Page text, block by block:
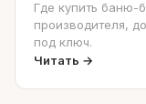
Где купить баню-
производителя,
под ключ.
Читать →